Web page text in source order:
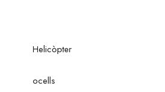
Helicòpter
ocells